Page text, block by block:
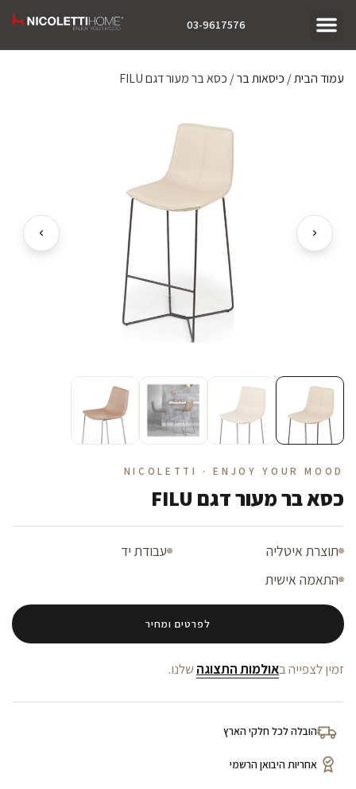
03-9617576
עמוד הבית/ כיסאות בר/ כסא בר מעור דגם FILU
NICOLETTI · ENJOY YOUR MOOD
כסא בר מעור דגם FILU
תוצרת איטליה
עבודת יד
התאמה אישית
לפרטים ומחיר
זמין לצפייה באולמות התצוגה שלנו.
הובלה לכל חלקי הארץ
אחריות היבואן הרשמי